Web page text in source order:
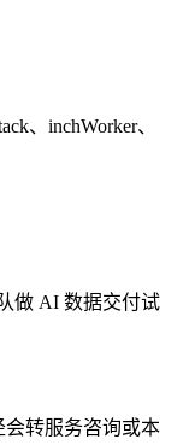
、inchWorker、
做 AI 数据交付试
会转服务咨询或本